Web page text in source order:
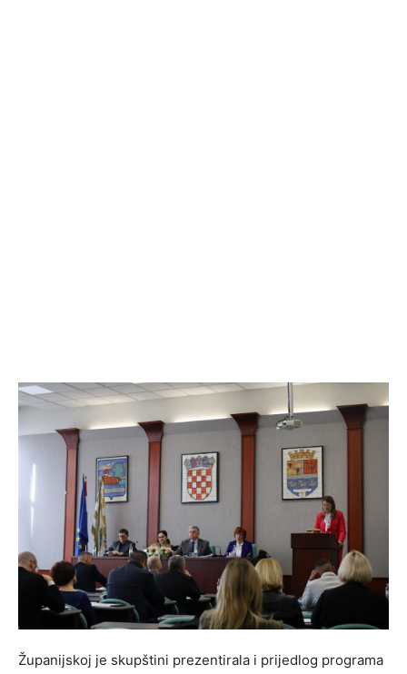
Županijskoj je skupštini prezentirala i prijedlog programa